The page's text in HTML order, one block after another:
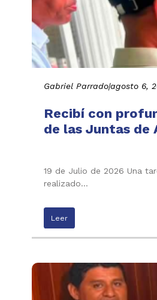
Gabriel Parrado|agosto 6,
Recibí con
de las Juntas de
19 de Julio de 2026 Una
realizado…
Leer